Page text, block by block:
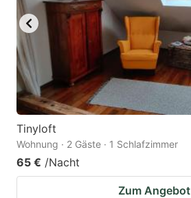
Tinyloft
Wohnung · 2 Gäste · 1 Schlafzimmer
65 € /Nacht
Zum Angebot